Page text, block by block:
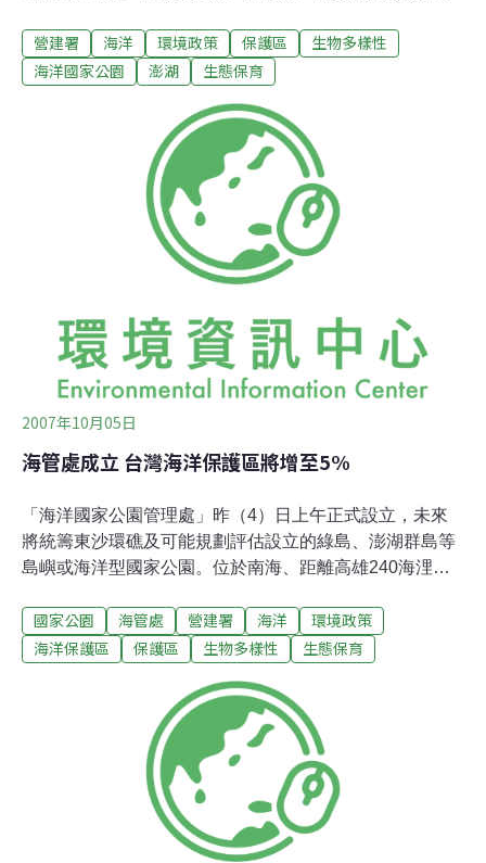
努力。內政部在去年成立海洋國家公園管理處，主要以海
洋環境及資源保育為重，由於東沙環礁國家公園是台灣海
生物種源庫的角色，未來重點在建立東沙環礁生態基礎資
料以進行珊瑚復育。海管處透露，自今年起，將以3年時
程移除東沙島上例如銀合歡的外來種植物，並同時建置苗
圃培育原生種植物，以阻絕外來種植物入侵機會，並以
「生態復育」理念進行整體生態空間營造，回復東沙島原
有自然生態景觀面貌。營建署指出，政府為展示重視海
洋，以海洋立國強烈企圖心，同時也向國際社會表達台灣
陸海域生態、漁業及景觀資源調查分析。
營建署 海洋 環境政策 保護區
生物多樣性
海洋國家公園
澎湖 生態保育
2007年10月05日
海管處成立 台灣海洋保護區將增至5%
「海洋國家公園管理處」昨（4）日上午正式設立，未來
將統籌東沙環礁及可能規劃評估設立的綠島、澎湖群島等
島嶼或海洋型國家公園。位於南海、距離高雄240海浬的
島在地籍上屬於高雄市旗津區，「海洋國家公園管理處」
為方便管理也因此南遷，辦公室就設在高雄市都會公園
成立。東沙環礁為我國海域唯一發展完整之大型珊瑚環
礁，係由珊瑚歷經千萬年生長堆積形成，已成為世界級的
自然遺產。東沙環礁扮演了南海與臺灣周邊海域海洋生物
種源庫的角色，使得此海域的漁業及其他生物資源生生不
息。 東沙島為珊瑚碎屑風化堆積而成的島嶼，有潟湖、綿
延的白色沙灘和幽美的海岸林，頗有熱帶島嶼的風貌。此
外，東沙海域位於歷史上「海上絲路」之要衝，擁有許多
國家公園 海管處 營建署 海洋
環境政策
海洋保護區
保護區 生物多樣性 生態保育